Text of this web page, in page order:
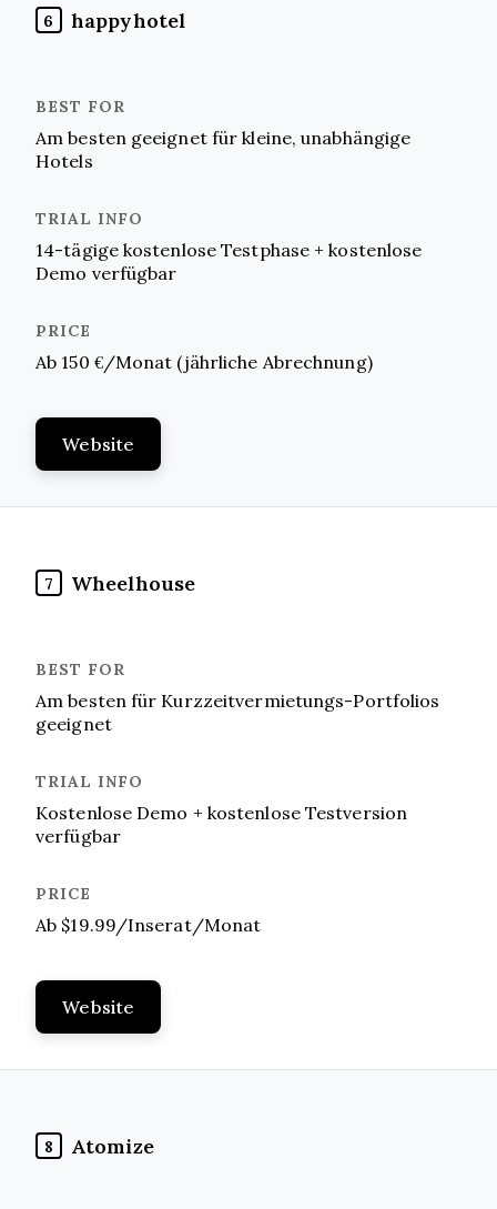
6 happyhotel
Am besten geeignet für kleine, unabhängige
Hotels
14-tägige kostenlose Testphase + kostenlose
Demo verfügbar
Ab 150 €/Monat (jährliche Abrechnung)
Website
7 Wheelhouse
Am besten für Kurzzeitvermietungs-Portfolios
geeignet
Kostenlose Demo + kostenlose Testversion
verfügbar
Ab $19.99/Inserat/Monat
Website
8 Atomize